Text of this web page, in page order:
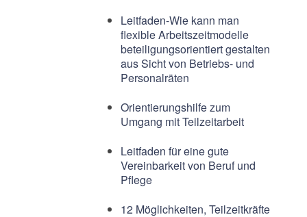
Leitfaden-Wie kann man
flexible Arbeitszeitmodelle
beteiligungsorientiert gestalten
aus Sicht von Betriebs- und
Personalräten
Orientierungshilfe zum
Umgang mit Teilzeitarbeit
Leitfaden für eine gute
Vereinbarkeit von Beruf und
Pflege
12 Möglichkeiten, Teilzeitkräfte